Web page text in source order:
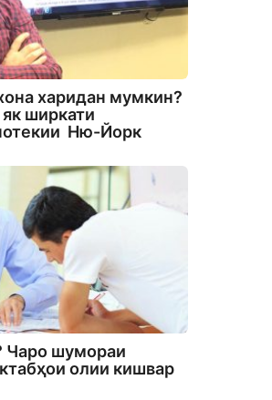
харидан мумкин?
ширкати
Ню-Йорк
Чаро шумораи
олии кишвар